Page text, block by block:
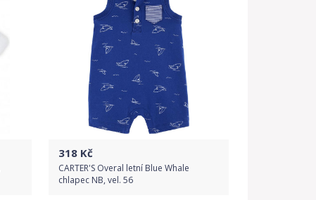
318 Kč
CARTER'S Overal letní Blue Whale
chlapec NB, vel. 56